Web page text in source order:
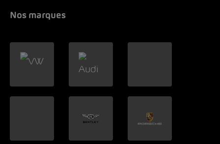
Nos marques